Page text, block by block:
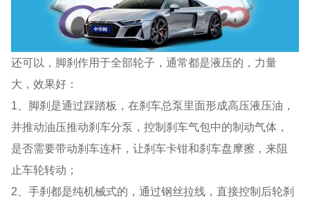
还可以，脚刹作用于全部轮子，通常都是液压的，力量
大，效果好：
1、脚刹是通过踩踏板，在刹车总泵里面形成高压液压油，
并推动油压推动刹车分泵，控制刹车气包中的制动气体，
是否需要带动刹车连杆，让刹车卡钳和刹车盘摩擦，来阻
止车轮转动；
2、手刹都是纯机械式的，通过钢丝拉线，直接控制后轮刹